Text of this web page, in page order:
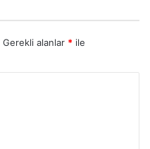
Gerekli alanlar * ile